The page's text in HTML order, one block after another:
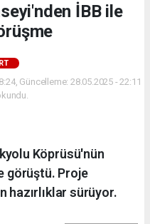
İBB ile
Güncelleme: 28.05.2025 - 22:11
Köprüsü'nün
görüştü. Proje
hazırlıklar sürüyor.